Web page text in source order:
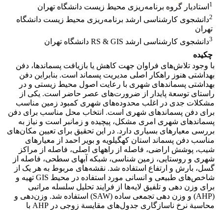
1 استادیار گروه برنامه‌ریزی محیط زیست دانشگاه تهران
2دانشجوی کارشناسی ارشد برنامه‌ریزی محیط زیست دانشگاه
تهران
3دانشجوی کارشناسی ارشد RS & GIS دانشگاه تهران
چکیده
با وجود تلاش‌های فراوان جهت کاهش یا بازیافت پسماندها، دفن
بهداشتی هنوز راهکار اصلی مدیریت پسماند است. بنابراین دفن
بهداشتی پسماندهای شهری با رعایت اصول محیط زیستی و در
راستای توسعة پایدار از ضرورت‌های عصر حاضر است. یکی از
مشکلات جدی در اغلب محدوده‌های شهری کمبود زمین مناسب
برای دفن پسماندهای شهری است. انتخاب محل مناسب برای دفن
پسماندهای شهری امری مشکل، پیچیده و زمانبر است و نیاز به
بررسی معیارهای بسیاری دارد. در این تحقیق برای تعیین مکان‌های
مناسب دفن پسماند استان کهگیلویه و بویر احمد از معیارهای
شیب، پوشش اراضی، فاصله از راههای اصلی، فاصله از مراکز
شهری و روستایی، زمین شناسی، شبکه آبهای سطحی، فاصله از
گسل، بارش و ارتفاع استفاده شد. نقشه‌های مربوط به هر یک از
شاخص‌های طبیعی و انسانی مورد استفاده در محیط GIS تهیه و
برای وزن دهی و تلفیق لایه‌ها از فرایند تحلیل سلسله مراتبی
(AHP) و وزن دهی تجمعی ساده (SAW) استفاده شد. وزن‌دهی و
محاسبة نرخ ناسازگاری جدول‌های مقایسة زوجی در AHP با